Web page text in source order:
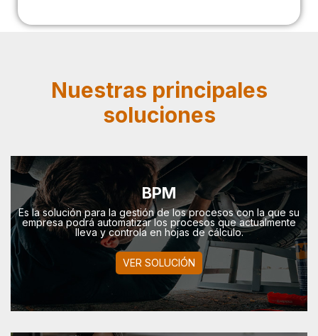
Nuestras principales
soluciones
BPM
Es la solución para la gestión de los procesos con la que su
empresa podrá automatizar los procesos que actualmente
lleva y controla en hojas de cálculo.
VER SOLUCIÓN